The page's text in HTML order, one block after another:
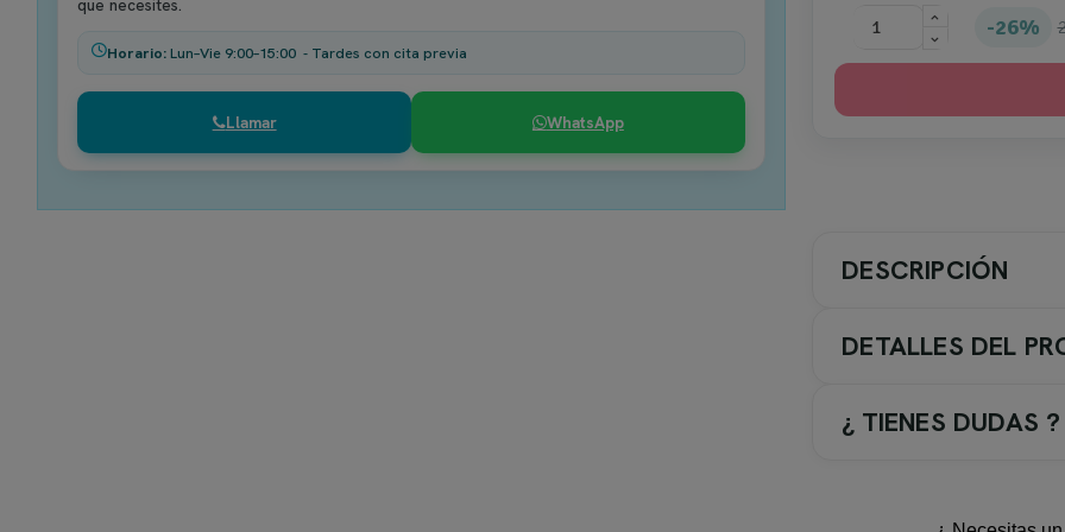
que necesites.
Horario:Lun–Vie 9:00–15:00 - Tardes con cita previa
Llamar WhatsApp
26%
DESCRIPCIÓN
DETALLES DEL
¿ TIENES DUDAS ?
altura de 195 cmofrece